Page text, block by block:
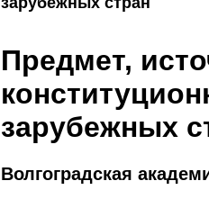
Предмет,
зарубежных
Волгоградская